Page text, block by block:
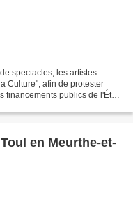
spectacles, les artistes
Culture", afin de protester
financements publics de l'État
en Meurthe-et-